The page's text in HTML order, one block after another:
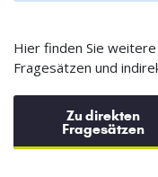
Hier finden Sie
Fragesätzen und
Zu direkten
Fragesätzen